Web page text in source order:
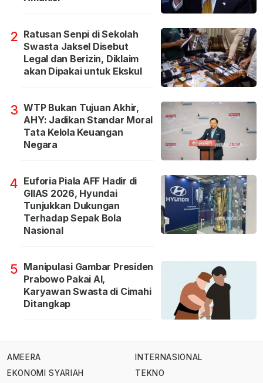
2 Ratusan Senpi di Sekolah
Swasta Jaksel Disebut
Legal dan Berizin, Diklaim
akan Dipakai untuk Ekskul
3 WTP Bukan Tujuan Akhir,
AHY: Jadikan Standar Moral
Tata Kelola Keuangan
Negara
4 Euforia Piala AFF Hadir di
GIIAS 2026, Hyundai
Tunjukkan Dukungan
Terhadap Sepak Bola
Nasional
5 Manipulasi Gambar Presiden
Prabowo Pakai AI,
Karyawan Swasta di Cimahi
Ditangkap
AMEERA
EKONOMI SYARIAH
INTERNASIONAL
TEKNO